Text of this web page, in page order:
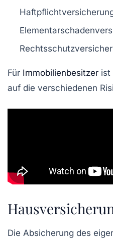
Für Immobilienbesitzer ist
auf die verschiedenen
Die Absicherung des